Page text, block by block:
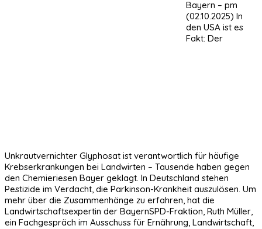
Bayern – pm
(02.10.2025) In
den USA ist es
Fakt: Der
Unkrautvernichter Glyphosat ist verantwortlich für häufige
Krebserkrankungen bei Landwirten – Tausende haben gegen
den Chemieriesen Bayer geklagt. In Deutschland stehen
Pestizide im Verdacht, die Parkinson-Krankheit auszulösen. Um
mehr über die Zusammenhänge zu erfahren, hat die
Landwirtschaftsexpertin der BayernSPD-Fraktion, Ruth Müller,
ein Fachgespräch im Ausschuss für Ernährung, Landwirtschaft,